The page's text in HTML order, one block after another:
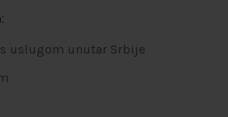
uslugom unutar Srbije